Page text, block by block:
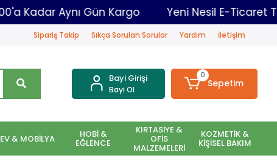
10.00'a Kadar Aynı Gün Kargo Yeni Nesil E-
Sipariş Takip Sıkça Sorulan Sorular Yardım İletişim
Bayi Girişi
Bayi Ol
0
Sepetim
EV & MOBİLYA HOBİ &
EĞLENCE
KIRTASİYE &
OFİS
MALZEMELERİ
KOZMETİK &
KİŞİSEL BAKIM